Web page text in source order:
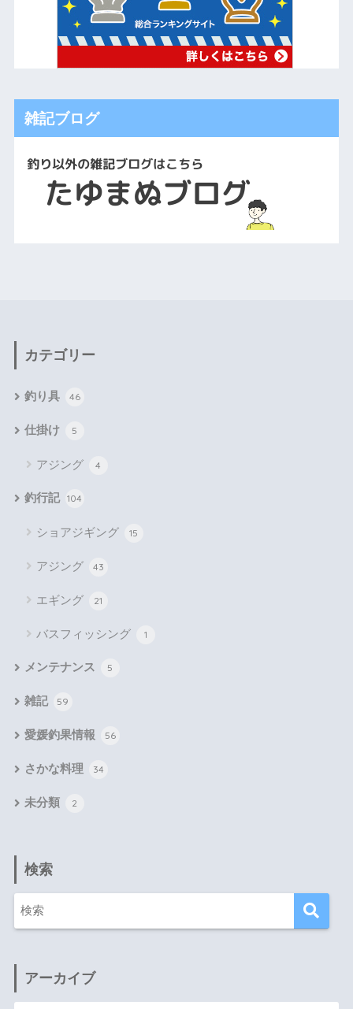
雑記ブログ
カテゴリー
釣り具 46
仕掛け 5
アジング 4
釣行記 104
ショアジギング 15
アジング 43
エギング 21
バスフィッシング 1
メンテナンス 5
雑記 59
愛媛釣果情報 56
さかな料理 34
未分類 2
検索
アーカイブ